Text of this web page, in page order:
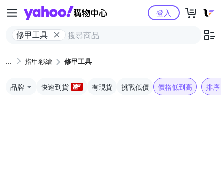
Yahoo購物中心
修甲工具
登入
指甲彩繪 修甲工具
品牌 快速到貨 有現貨 挑戰低價 價格低到高 排序